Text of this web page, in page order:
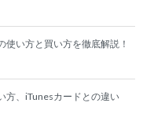
い方と買い方を徹底解説！
方、iTunesカードとの違い